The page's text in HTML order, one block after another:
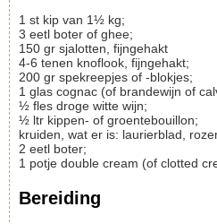
1 st kip van 1½ kg;
3 eetl boter of ghee;
150 gr sjalotten, fijngehakt
4-6 tenen knoflook, fijngehakt;
200 gr spekreepjes of -blokjes;
1 glas cognac (of brandewijn of
½ fles droge witte wijn;
½ ltr kippen- of groentebouillon;
kruiden, wat er is: laurierblad,
2 eetl boter;
1 potje double cream (of clotted
Bereiding